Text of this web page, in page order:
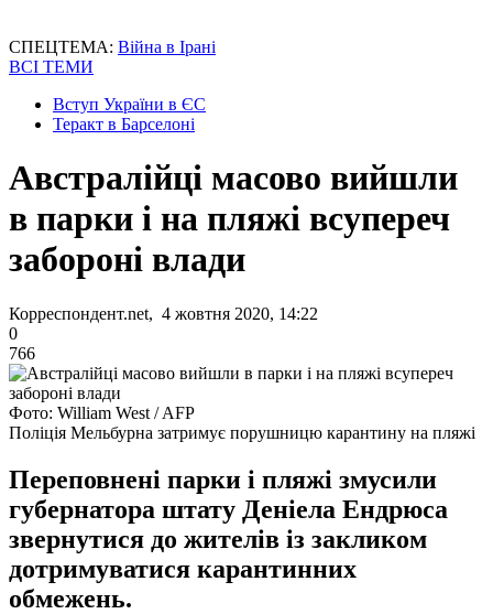
СПЕЦТЕМА: Війна в Ірані
ВСІ ТЕМИ
Вступ України в ЄС
Теракт в Барселоні
Австралійці масово вийшли
в парки і на пляжі всупереч
забороні влади
Корреспондент.net, 4 жовтня 2020, 14:22
0
766
Фото: William West / AFP
Поліція Мельбурна затримує порушницю карантину на пляжі
Переповнені парки і пляжі змусили
губернатора штату Деніела Ендрюса
звернутися до жителів із закликом
дотримуватися карантинних
обмежень.